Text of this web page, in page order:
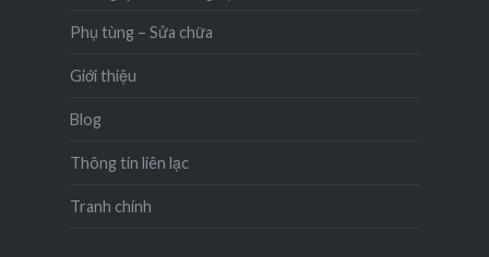
Phụ tùng – Sửa chữa
Giới thiệu
Blog
Thông tin liên lạc
Tranh chính